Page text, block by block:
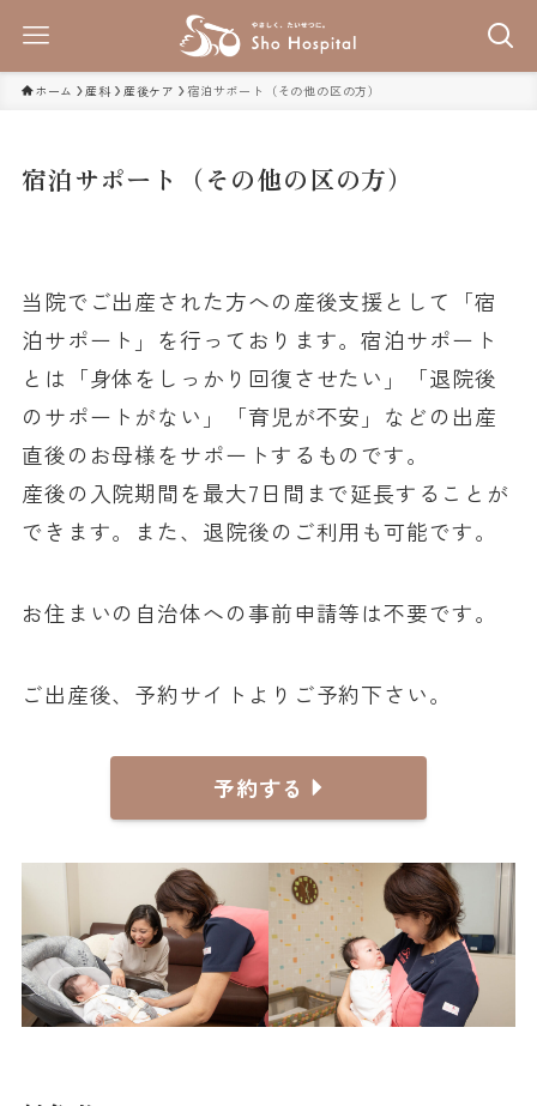
ホーム 産科 産後ケア 宿泊サポート（その他の区の方）
宿泊サポート（その他の区の方）
当院でご出産された方への産後支援として「宿
泊サポート」を行っております。宿泊サポート
とは「身体をしっかり回復させたい」「退院後
のサポートがない」「育児が不安」などの出産
直後のお母様をサポートするものです。
産後の入院期間を最大7日間まで延長することが
できます。また、退院後のご利用も可能です。
お住まいの自治体への事前申請等は不要です。
ご出産後、予約サイトよりご予約下さい。
予約する